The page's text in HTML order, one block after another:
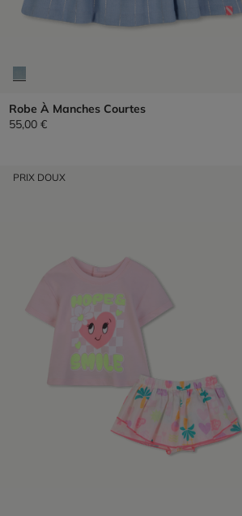
Robe À Manches Courtes
55,00 €
PRIX DOUX